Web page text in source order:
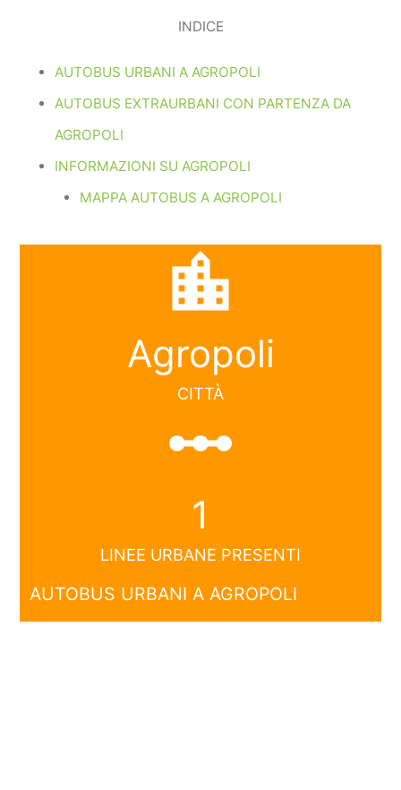
INDICE
AUTOBUS URBANI A AGROPOLI
AUTOBUS EXTRAURBANI CON PARTENZA DA
AGROPOLI
INFORMAZIONI SU AGROPOLI
MAPPA AUTOBUS A AGROPOLI
location_city
Agropoli
CITTÀ
linear_scale
1
LINEE URBANE PRESENTI
AUTOBUS URBANI A AGROPOLI